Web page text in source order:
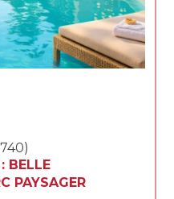
BELLE
PAYSAGER